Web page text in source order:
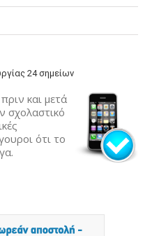
24 σημείων
και μετά
σχολαστικό
ότι το